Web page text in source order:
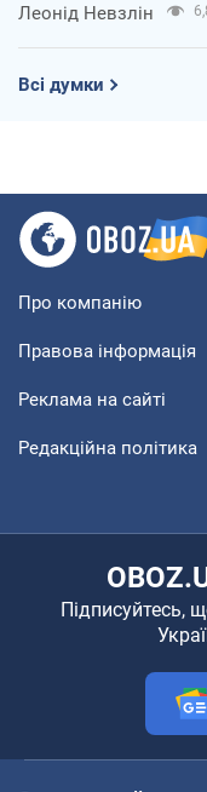
Леонід Невзлін
Всі думки
Про компанію
Правова інформація
Реклама на сайті
Редакційна політика
Підписуйтесь,